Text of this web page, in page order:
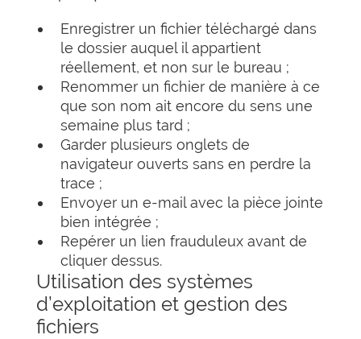
Enregistrer un fichier téléchargé dans
le dossier auquel il appartient
réellement, et non sur le bureau ;
Renommer un fichier de manière à ce
que son nom ait encore du sens une
semaine plus tard ;
Garder plusieurs onglets de
navigateur ouverts sans en perdre la
trace ;
Envoyer un e-mail avec la pièce jointe
bien intégrée ;
Repérer un lien frauduleux avant de
cliquer dessus.
Utilisation des systèmes
d’exploitation et gestion des
fichiers